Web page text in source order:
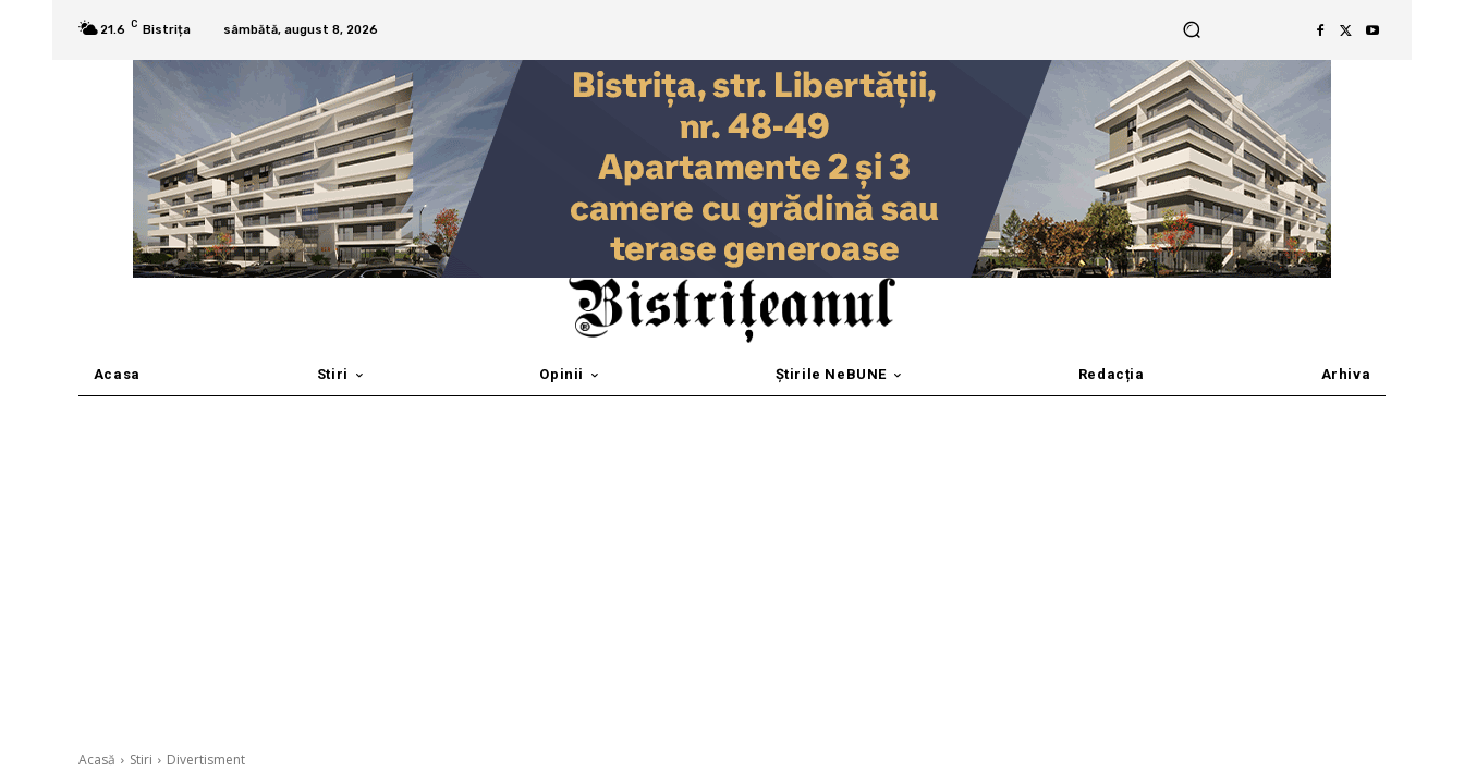
21.6 C Bistrița sâmbătă, august 8, 2026
Acasa Stiri Opinii Știrile NeBUNE Redacția Arhiva
Acasă Stiri Divertisment